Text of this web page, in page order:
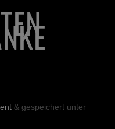
& gespeichert unter